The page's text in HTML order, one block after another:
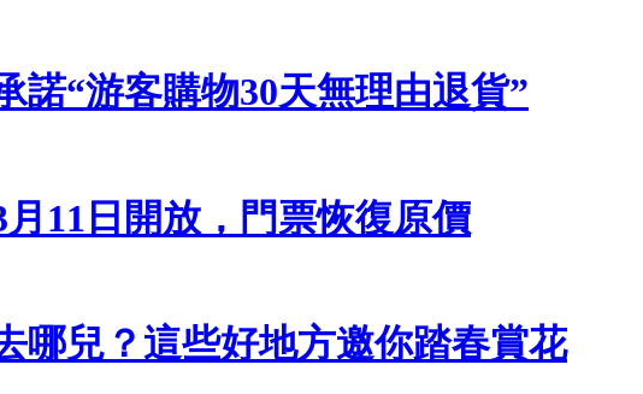
諾“游客購物30天無理由退貨”
11日開放，門票恢復原價
哪兒？這些好地方邀你踏春賞花